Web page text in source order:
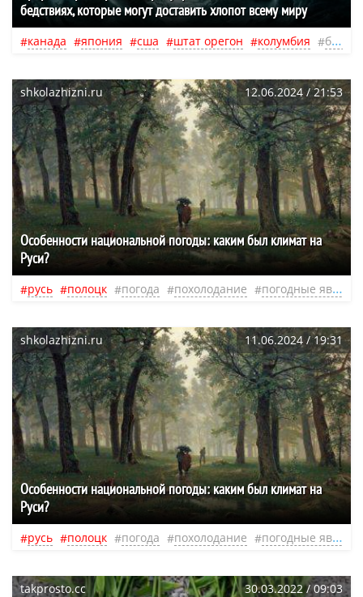
бедствиях, которые могут доставить хлопот всему миру
канада япония сша штат орегон колумбия будущее
shkolazhizni.ru 12.06.2024 / 21:53
Особенности национальной погоды: каким был климат на
Руси?
русь полоцк погода похолодание погодные явления
shkolazhizni.ru 11.06.2024 / 19:31
Особенности национальной погоды: каким был климат на
Руси?
русь полоцк погода похолодание погодные явления
takprosto.cc 30.03.2022 / 09:03